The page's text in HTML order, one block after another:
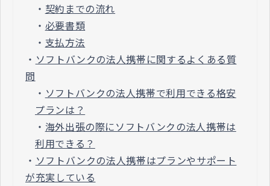
・ 契約までの流れ
・ 必要書類
・ 支払方法
・ ソフトバンクの法人携帯に関するよくある質
問
・ ソフトバンクの法人携帯で利用できる格安
プランは？
・ 海外出張の際にソフトバンクの法人携帯は
利用できる？
・ ソフトバンクの法人携帯はプランやサポート
が充実している